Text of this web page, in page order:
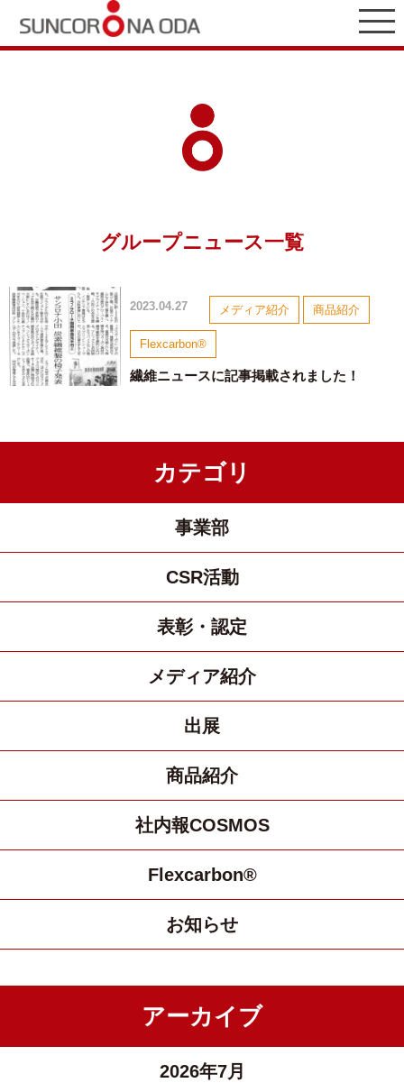
グループニュース一覧
2023.04.27 メディア紹介 商品紹介
Flexcarbon®
繊維ニュースに記事掲載されました！
カテゴリ
事業部
CSR活動
表彰・認定
メディア紹介
出展
商品紹介
社内報COSMOS
Flexcarbon®
お知らせ
アーカイブ
2026年7月